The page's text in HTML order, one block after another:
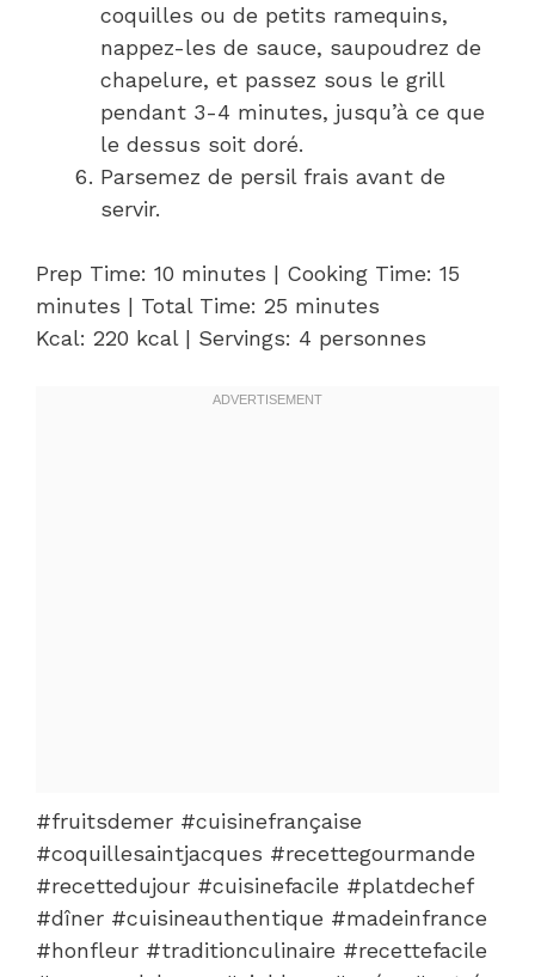
coquilles ou de petits ramequins,
nappez-les de sauce, saupoudrez de
chapelure, et passez sous le grill
pendant 3-4 minutes, jusqu’à ce que
le dessus soit doré.
Parsemez de persil frais avant de
servir.
Prep Time: 10 minutes | Cooking Time: 15
minutes | Total Time: 25 minutes
Kcal: 220 kcal | Servings: 4 personnes
#fruitsdemer #cuisinefrançaise
#coquillesaintjacques #recettegourmande
#recettedujour #cuisinefacile #platdechef
#dîner #cuisineauthentique #madeinfrance
#honfleur #traditionculinaire #recettefacile